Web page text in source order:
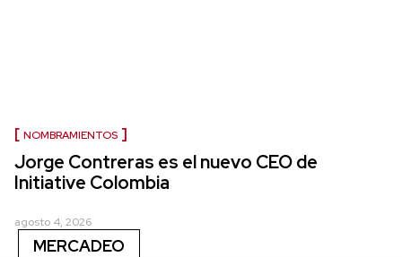
NOMBRAMIENTOS
Jorge Contreras es el nuevo CEO de
Initiative Colombia
agosto 4, 2026
MERCADEO